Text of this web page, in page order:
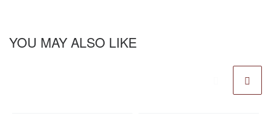
YOU MAY ALSO LIKE